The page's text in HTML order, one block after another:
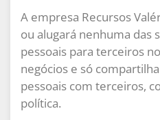
A empresa Recursos
ou alugará nenhuma das
pessoais para terceiros
negócios e só
pessoais com terceiros,
política.